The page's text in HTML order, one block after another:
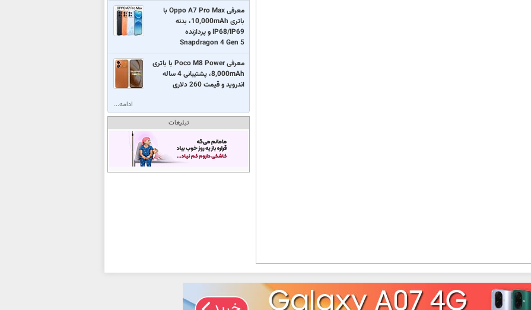
معرفی Oppo A7 Pro Max با
باتری 10,000mAh، بدنه
IP68/IP69 و پردازنده
Snapdragon 4 Gen 5
معرفی Poco M8 Power با باتری
8,000mAh، پشتیبانی 4 ساله
اندروید و قیمت 260 دلاری
ادامه...
تبلیغات